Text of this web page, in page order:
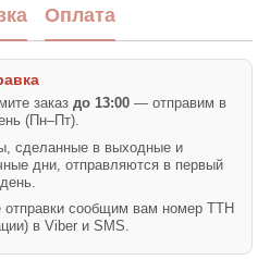
Оплата
заказ до 13:00 — отправим в
(Пн–Пт).
сделанные в выходные и
дни, отправляются в первый
сообщим вам номер ТТН
в Viber и SMS.